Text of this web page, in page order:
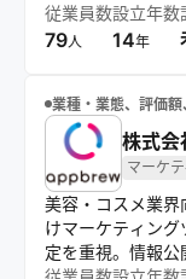
従業員数
79人
設立年数
14年
業種・業態、評価
株式
マーケ
美容・コスメ業
けマーケティン
定を重視。情報公